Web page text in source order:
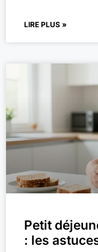
LIRE PLUS »
Petit
: les